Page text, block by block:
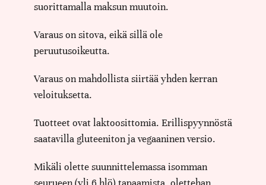
suorittamalla maksun muutoin.
Varaus on sitova, eikä sillä ole
peruutusoikeutta.
Varaus on mahdollista siirtää yhden kerran
veloituksetta.
Tuotteet ovat laktoosittomia. Erillispyynnöstä
saatavilla gluteeniton ja vegaaninen versio.
Mikäli olette suunnittelemassa isomman